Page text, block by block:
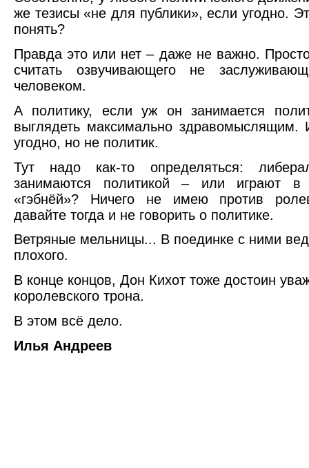
же тезисы «не для публики», если угодно.
понять?
Правда это или нет – даже не важно.
считать озвучивающего не
человеком.
А политику, если уж он занимается
выглядеть максимально здравомыслящим.
угодно, но не политик.
Тут надо как-то определяться:
занимаются политикой – или играют в
«гэбнёй»? Ничего не имею против
давайте тогда и не говорить о политике.
Ветряные мельницы... В поединке с ними
плохого.
В конце концов, Дон Кихот тоже достоин
королевского трона.
В этом всё дело.
Илья Андреев